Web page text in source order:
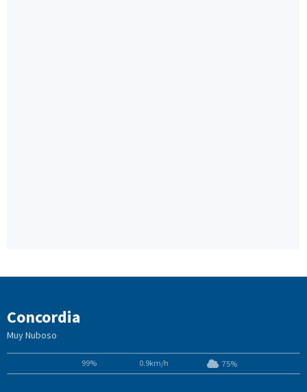
Concordia
Muy Nuboso
99% 0.9km/h 75%